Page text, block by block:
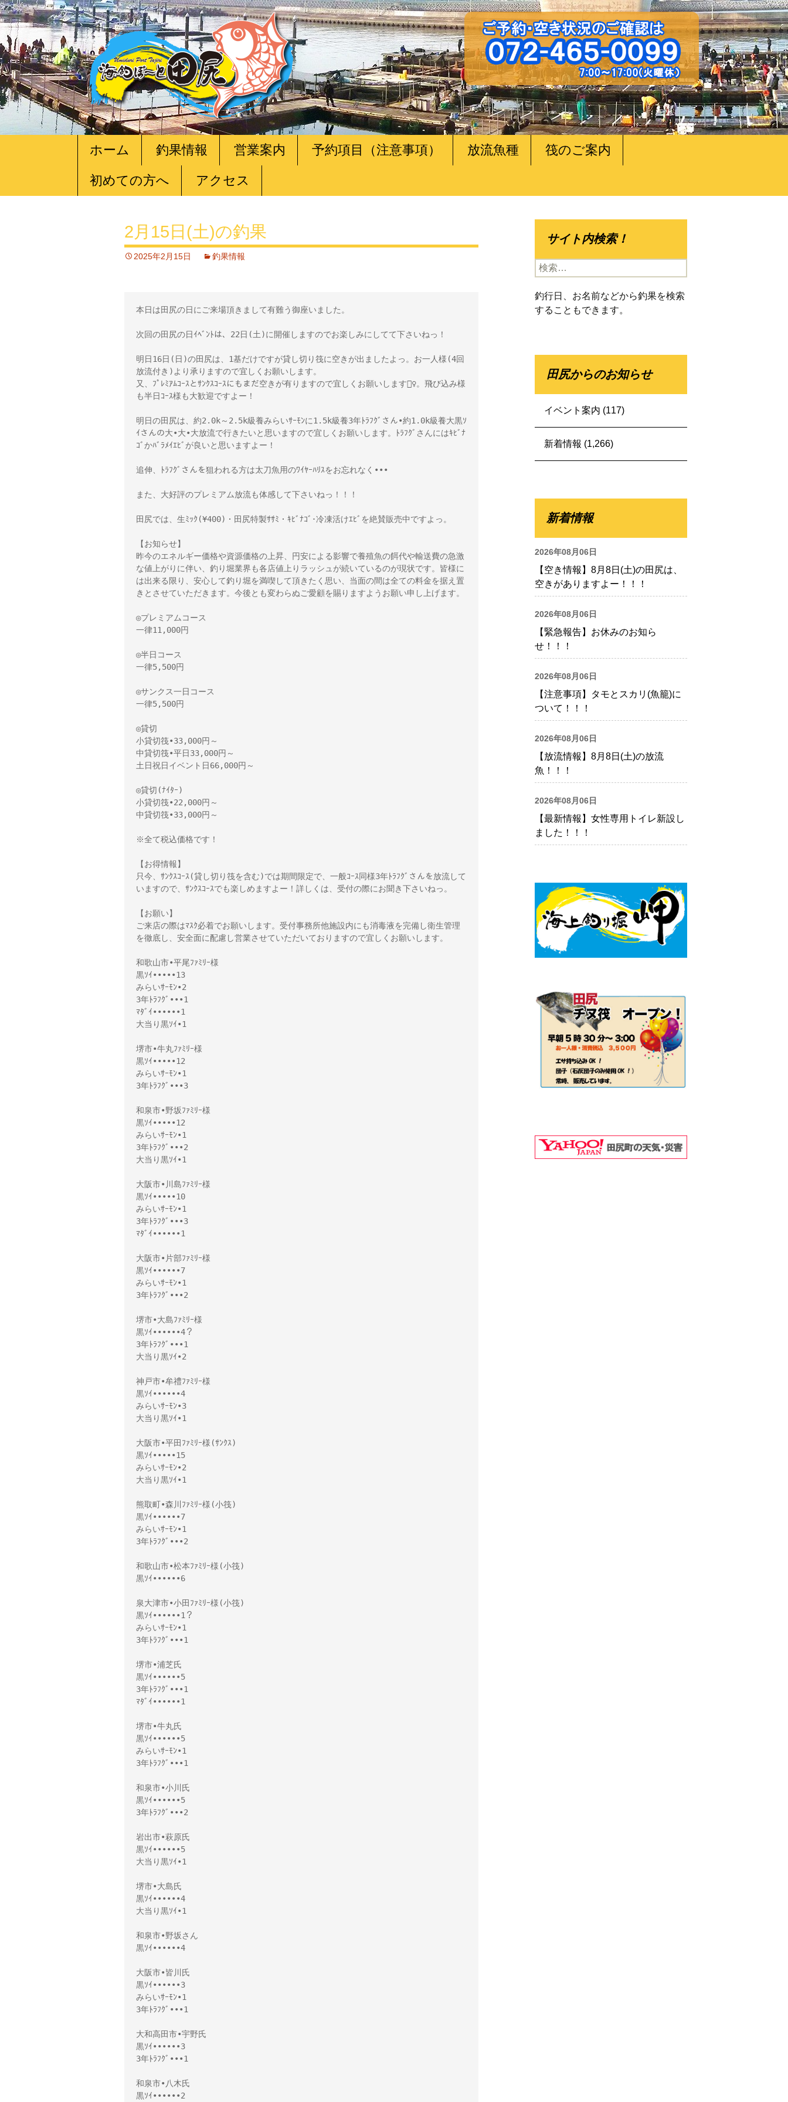
ツ
ホーム 釣果情報 営業案内 予約項目（注意事項） 放流魚種 筏のご案内
初めての方へ アクセス
2月15日(土)の釣果
2025年2月15日 釣果情報
本日は田尻の日にご来場頂きまして有難う御座いました。
次回の田尻の日ｲﾍﾞﾝﾄは、22日(土)に開催しますのでお楽しみにしてて下さいねっ！
明日16日(日)の田尻は、1基だけですが貸し切り筏に空きが出ましたよっ。お一人様(4回
放流付き)より承りますので宜しくお願いします。
又、ﾌﾟﾚﾐｱﾑｺｰｽとｻﾝｸｽｺｰｽにもまだ空きが有りますので宜しくお願いします🙇‍♀️。飛び込み様
も半日ｺｰｽ様も大歓迎ですよー！
明日の田尻は、約2.0k～2.5k級養みらいｻｰﾓﾝに1.5k級養3年ﾄﾗﾌｸﾞさん•約1.0k級養大黒ｿ
ｲさんの大•大•大放流で行きたいと思いますので宜しくお願いします。ﾄﾗﾌｸﾞさんにはｷﾋﾞﾅ
ｺﾞかﾊﾞﾗﾒｲｴﾋﾞが良いと思いますよー！
追伸、ﾄﾗﾌｸﾞさんを狙われる方は太刀魚用のﾜｲﾔｰﾊﾘｽをお忘れなく•••
また、大好評のプレミアム放流も体感して下さいねっ！！！
田尻では、生ﾐｯｸ(¥400)・田尻特製ｻｻﾐ・ｷﾋﾞﾅｺﾞ･冷凍活けｴﾋﾞを絶賛販売中ですよっ。
【お知らせ】
昨今のエネルギー価格や資源価格の上昇、円安による影響で養殖魚の餌代や輸送費の急激
な値上がりに伴い、釣り堀業界も各店値上りラッシュが続いているのが現状です。皆様に
は出来る限り、安心して釣り堀を満喫して頂きたく思い、当面の間は全ての料金を据え置
きとさせていただきます。今後とも変わらぬご愛顧を賜りますようお願い申し上げます。
◎プレミアムコース
一律11,000円
◎半日コース
一律5,500円
◎サンクス一日コース
一律5,500円
◎貸切
小貸切筏•33,000円～
中貸切筏•平日33,000円～
土日祝日イベント日66,000円～
◎貸切(ﾅｲﾀｰ)
小貸切筏•22,000円～
中貸切筏•33,000円～
※全て税込価格です！
【お得情報】
只今、ｻﾝｸｽｺｰｽ(貸し切り筏を含む)では期間限定で、一般ｺｰｽ同様3年ﾄﾗﾌｸﾞさんを放流して
いますので、ｻﾝｸｽｺｰｽでも楽しめますよー！詳しくは、受付の際にお聞き下さいねっ。
【お願い】
ご来店の際はﾏｽｸ必着でお願いします。受付事務所他施設内にも消毒液を完備し衛生管理
を徹底し、安全面に配慮し営業させていただいておりますので宜しくお願いします。
和歌山市•平尾ﾌｧﾐﾘｰ様
黒ｿｲ•••••13
みらいｻｰﾓﾝ•2
3年ﾄﾗﾌｸﾞ•••1
ﾏﾀﾞｲ••••••1
大当り黒ｿｲ•1
堺市•牛丸ﾌｧﾐﾘｰ様
黒ｿｲ•••••12
みらいｻｰﾓﾝ•1
3年ﾄﾗﾌｸﾞ•••3
和泉市•野坂ﾌｧﾐﾘｰ様
黒ｿｲ•••••12
みらいｻｰﾓﾝ•1
3年ﾄﾗﾌｸﾞ•••2
大当り黒ｿｲ•1
大阪市•川島ﾌｧﾐﾘｰ様
黒ｿｲ•••••10
みらいｻｰﾓﾝ•1
3年ﾄﾗﾌｸﾞ•••3
ﾏﾀﾞｲ••••••1
大阪市•片部ﾌｧﾐﾘｰ様
黒ｿｲ••••••7
みらいｻｰﾓﾝ•1
3年ﾄﾗﾌｸﾞ•••2
堺市•大島ﾌｧﾐﾘｰ様
黒ｿｲ••••••4？
3年ﾄﾗﾌｸﾞ•••1
大当り黒ｿｲ•2
神戸市•牟禮ﾌｧﾐﾘｰ様
黒ｿｲ••••••4
みらいｻｰﾓﾝ•3
大当り黒ｿｲ•1
大阪市•平田ﾌｧﾐﾘｰ様(ｻﾝｸｽ)
黒ｿｲ•••••15
みらいｻｰﾓﾝ•2
大当り黒ｿｲ•1
熊取町•森川ﾌｧﾐﾘｰ様(小筏)
黒ｿｲ••••••7
みらいｻｰﾓﾝ•1
3年ﾄﾗﾌｸﾞ•••2
和歌山市•松本ﾌｧﾐﾘｰ様(小筏)
黒ｿｲ••••••6
泉大津市•小田ﾌｧﾐﾘｰ様(小筏)
黒ｿｲ••••••1？
みらいｻｰﾓﾝ•1
3年ﾄﾗﾌｸﾞ•••1
堺市•浦芝氏
黒ｿｲ••••••5
3年ﾄﾗﾌｸﾞ•••1
ﾏﾀﾞｲ••••••1
堺市•牛丸氏
黒ｿｲ••••••5
みらいｻｰﾓﾝ•1
3年ﾄﾗﾌｸﾞ•••1
和泉市•小川氏
黒ｿｲ••••••5
3年ﾄﾗﾌｸﾞ•••2
岩出市•萩原氏
黒ｿｲ••••••5
大当り黒ｿｲ•1
堺市•大島氏
黒ｿｲ••••••4
大当り黒ｿｲ•1
和泉市•野坂さん
黒ｿｲ••••••4
大阪市•皆川氏
黒ｿｲ••••••3
みらいｻｰﾓﾝ•1
3年ﾄﾗﾌｸﾞ•••1
大和高田市•宇野氏
黒ｿｲ••••••3
3年ﾄﾗﾌｸﾞ•••1
和泉市•八木氏
黒ｿｲ••••••2
サイト内検索！
検
索:
釣行日、お名前などから釣果を検索
することもできます。
田尻からのお知らせ
イベント案内 (117)
新着情報 (1,266)
新着情報
2026年08月06日
【空き情報】8月8日(土)の田尻は、
空きがありますよー！！！
2026年08月06日
【緊急報告】お休みのお知ら
せ！！！
2026年08月06日
【注意事項】タモとスカリ(魚籠)に
ついて！！！
2026年08月06日
【放流情報】8月8日(土)の放流
魚！！！
2026年08月06日
【最新情報】女性専用トイレ新設し
ました！！！